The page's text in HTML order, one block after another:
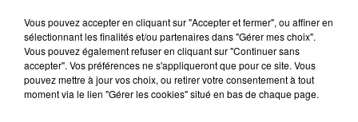
iOS 14.2 is here, and it has over 100 new emoji
https://t.co/jfkcKc5cug
pic.twitter.com/eaTOzq7igB
— The Verge (@verge)November 5, 2020
Vous pouvez accepter en cliquant sur "Accepter et fermer", ou affiner en
sélectionnant les finalités et/ou partenaires dans "Gérer mes choix".
Vous pouvez également refuser en cliquant sur "Continuer sans
accepter". Vos préférences ne s'appliqueront que pour ce site. Vous
pouvez mettre à jour vos choix, ou retirer votre consentement à tout
moment via le lien "Gérer les cookies" situé en bas de chaque page.